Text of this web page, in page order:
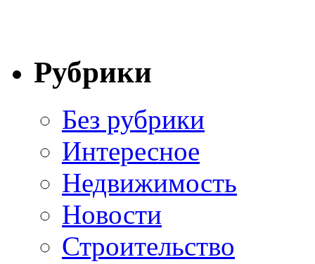
Рубрики
Без рубрики
Интересное
Недвижимость
Новости
Строительство